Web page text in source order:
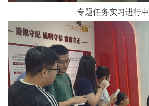
专题任务实习进行中